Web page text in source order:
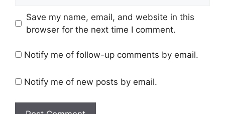
Save my name, email, and website in this
browser for the next time I comment.
Notify me of follow-up comments by email.
Notify me of new posts by email.